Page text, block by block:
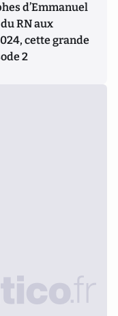
d’Emmanuel
RN aux
cette grande
2